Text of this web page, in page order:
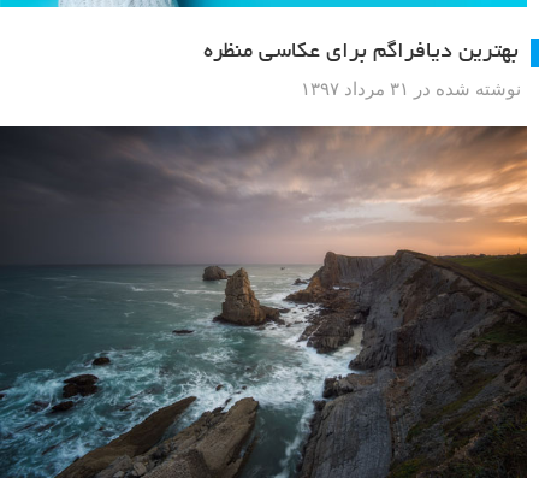
بهترین دیافراگم برای عکاسی منظره
نوشته شده در ۳۱ مرداد ۱۳۹۷